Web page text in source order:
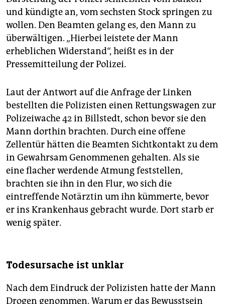
und kündigte an, vom sechsten Stock springen zu
wollen. Den Beamten gelang es, den Mann zu
überwältigen. „Hierbei leistete der Mann
erheblichen Widerstand“, heißt es in der
Pressemitteilung der Polizei.
Laut der Antwort auf die Anfrage der Linken
bestellten die Polizisten einen Rettungswagen zur
Polizeiwache 42 in Billstedt, schon bevor sie den
Mann dorthin brachten. Durch eine offene
Zellentür hätten die Beamten Sichtkontakt zu dem
in Gewahrsam Genommenen gehalten. Als sie
eine flacher werdende Atmung feststellen,
brachten sie ihn in den Flur, wo sich die
eintreffende Notärztin um ihn kümmerte, bevor
er ins Krankenhaus gebracht wurde. Dort starb er
wenig später.
Todesursache ist unklar
Nach dem Eindruck der Polizisten hatte der Mann
Drogen genommen. Warum er das Bewusstsein